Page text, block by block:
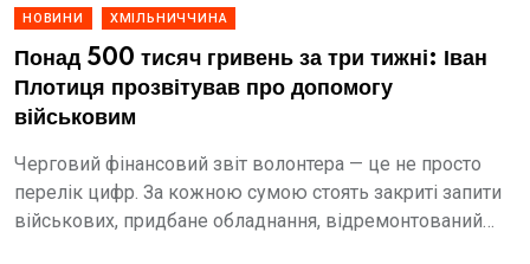
НОВИНИ ХМІЛЬНИЧЧИНА
Понад 500 тисяч гривень за три тижні: Іван
Плотиця прозвітував про допомогу
військовим
Черговий фінансовий звіт волонтера — це не просто
перелік цифр. За кожною сумою стоять закриті запити
військових, придбане обладнання, відремонтований